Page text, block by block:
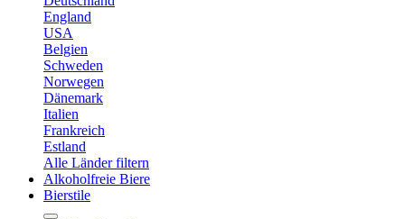
England
USA
Belgien
Schweden
Norwegen
Dänemark
Italien
Frankreich
Estland
Alle Länder filtern
Alkoholfreie Biere
Bierstile